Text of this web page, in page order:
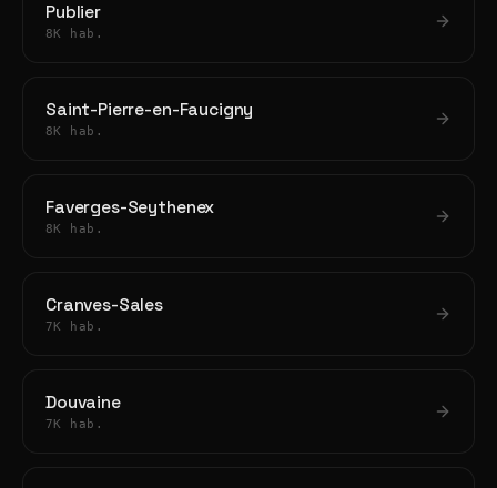
Publier
8K hab.
Saint-Pierre-en-Faucigny
8K hab.
Faverges-Seythenex
8K hab.
Cranves-Sales
7K hab.
Douvaine
7K hab.